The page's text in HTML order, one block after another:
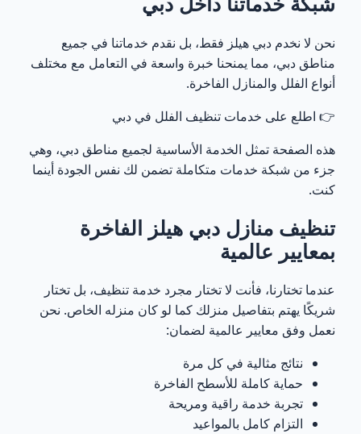
نحن لا نخدم دبي هيلز فقط، بل نقدم خدماتنا في جميع
مناطق دبي، مما يمنحنا خبرة واسعة في التعامل مع مختلف
أنواع الفلل والمنازل الفاخرة.
👉 اطلع على خدمات تنظيف الفلل في دبي
هذه الصفحة تمثل الخدمة الأساسية لجميع مناطق دبي، وهي
جزء من شبكة خدمات متكاملة تضمن لك نفس الجودة أينما
كنت.
تنظيف منازل دبي هيلز الفاخرة
بمعايير عالمية
عندما تختارنا، فأنت لا تختار مجرد خدمة تنظيف، بل تختار
شريكًا يهتم بتفاصيل منزلك كما لو كان منزله الخاص. نحن
نعمل وفق معايير عالمية لضمان:
نتائج مثالية في كل مرة
حماية كاملة للأسطح الفاخرة
تجربة خدمة راقية ومريحة
التزام كامل بالمواعيد